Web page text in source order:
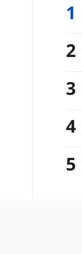
1
2
3
4
5